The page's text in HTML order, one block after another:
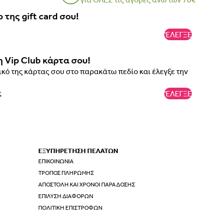
της gift card σου!
'ΕΛΕΓΞΕ
Vip Club κάρτα σου!
της κάρτας σου στο παρακάτω πεδίο και έλεγξε την
'ΕΛΕΓΞΕ
ΕΞΥΠΗΡΕΤΗΣΗ ΠΕΛΑΤΩΝ
ΕΠΙΚΟΙΝΩΝΊΑ
ΤΡΌΠΟΣ ΠΛΗΡΩΜΉΣ
ΑΠΟΣΤΟΛΉ ΚΑΙ ΧΡΌΝΟΙ ΠΑΡΆΔΟΣΗΣ
ΕΠΊΛΥΣΗ ΔΙΑΦΟΡΏΝ
ΠΟΛΙΤΙΚΉ ΕΠΙΣΤΡΟΦΏΝ